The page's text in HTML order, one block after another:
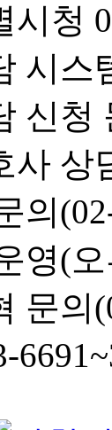
시청
시스
신청
사 상
의
영(
문의